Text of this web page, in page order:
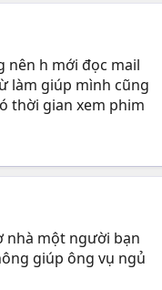
nên h mới đọc mail
làm giúp mình cũng
thời gian xem phim
nhà một người bạn
giúp ông vụ ngủ